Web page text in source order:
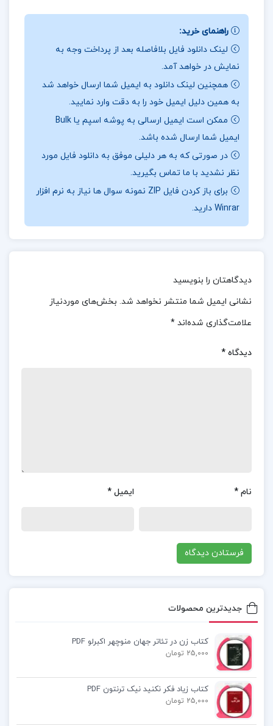
📰مشخصات جزوه حسابداری پیشرفته دو
کلیدی این جزوه می‌توان به مفاهیم پیچیده افشای مالی،
تحلیل صورت‌های مالی تلفیقی، و مسائل عملی مرتبط با
حسابداری پیشرفته اشاره کرد. با ارائه تمرین‌های عملی و
مثال‌های کاربردی، این جزوه به دانشجویان و کارشناسان
حسابداری کمک می‌کند تا مفاهیم پیچیده مالی را در عمل
این منبع برای آمادگی در امتحانات و پروژه‌های حسابداری
پیشرفته بسیار مفید است.
حسابداری پیشرفته دو
دانلود حسابداری پیشرفته دو
جزوه حسابداری مدیریت شباهنگ
راهنمای خرید:
لینک دانلود فایل بلافاصله بعد از پرداخت وجه به
نمایش در خواهد آمد.
همچنین لینک دانلود به ایمیل شما ارسال خواهد شد
به همین دلیل ایمیل خود را به دقت وارد نمایید.
ممکن است ایمیل ارسالی به پوشه اسپم یا Bulk
ایمیل شما ارسال شده باشد.
در صورتی که به هر دلیلی موفق به دانلود فایل مورد
نظر نشدید با ما تماس بگیرید.
برای باز کردن فایل ZIP نمونه سوال ها نیاز به نرم افزار
Winrar دارید.
دیدگاهتان را بنویسید
نشانی ایمیل شما منتشر نخواهد شد. بخش‌های موردنیاز
علامت‌گذاری شده‌اند *
دیدگاه *
نام * ایمیل *
جدیدترین محصولات
کتاب زن در تئاتر جهان منوچهر اکبرلو PDF
25,000 تومان
کتاب زیاد فکر نکنید نیک ترنتون PDF
25,000 تومان